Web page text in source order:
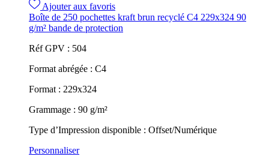
Ajouter aux favoris
Boîte de 250 pochettes kraft brun recyclé C4 229x324 90
g/m² bande de protection
Réf GPV : 504
Format abrégée : C4
Format : 229x324
Grammage : 90 g/m²
Type d’Impression disponible : Offset/Numérique
Personnaliser